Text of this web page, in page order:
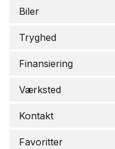
Biler
Tryghed
Finansiering
Værksted
Kontakt
Favoritter